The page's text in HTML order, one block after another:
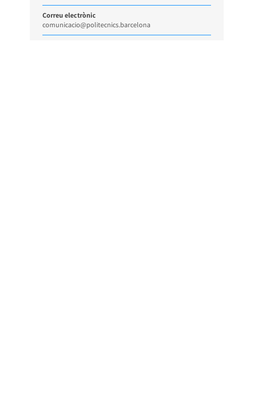
Correu electrònic
comunicacio@politecnics.barcelona